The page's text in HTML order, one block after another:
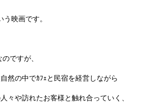
う映画です。
ですが、
然の中でｶﾌｪと民宿を経営しながら
々や訪れたお客様と触れ合っていく、